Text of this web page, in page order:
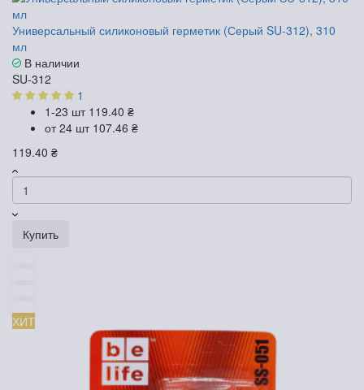
Универсальный силиконовый герметик (Серый SU-312), 310
мл
В наличии
SU-312
1
1-23 шт 119.40 ₴
от 24 шт 107.46 ₴
119.40 ₴
Купить
ХИТ